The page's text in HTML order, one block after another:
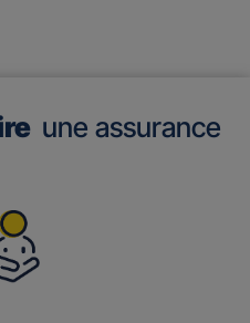
une assurance